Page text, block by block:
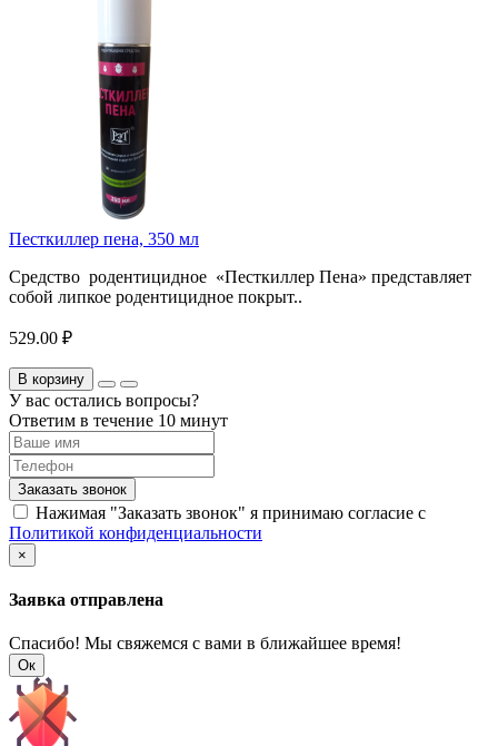
Песткиллер пена, 350 мл
Средство родентицидное «Песткиллер Пена» представляет
собой липкое родентицидное покрыт..
529.00 ₽
В корзину
У вас остались вопросы?
Ответим в течение 10 минут
Заказать звонок
Нажимая "Заказать звонок" я принимаю согласие с
Политикой конфиденциальности
×
Заявка отправлена
Спасибо! Мы свяжемся с вами в ближайшее время!
Ок